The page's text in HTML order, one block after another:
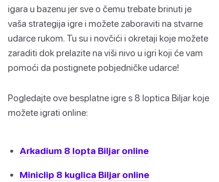
igara u bazenu jer sve o čemu trebate brinuti je
vaša strategija igre i možete zaboraviti na stvarne
udarce rukom. Tu su i novčići i okretaji koje možete
zaraditi dok prelazite na viši nivo u igri koji će vam
pomoći da postignete pobjedničke udarce!
Pogledajte ove besplatne igre s 8 loptica Biljar koje
možete igrati online:
Arkadium 8 lopta Biljar online
Miniclip 8 kuglica Biljar online